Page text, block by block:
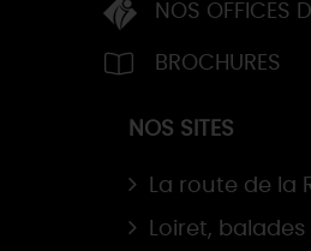
NOS OFFICES
BROCHURES
NOS SITES
La route de la
Loiret,